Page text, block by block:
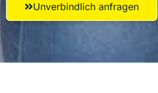
Unverbindlich anfragen